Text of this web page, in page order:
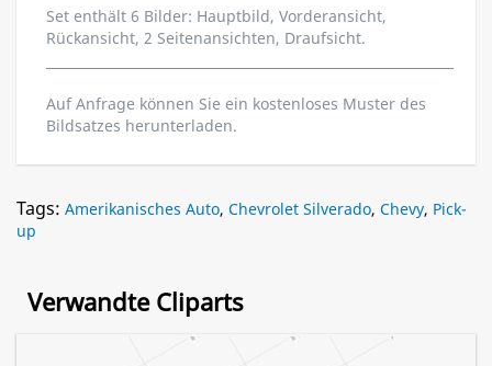
Set enthält 6 Bilder: Hauptbild, Vorderansicht,
Rückansicht, 2 Seitenansichten, Draufsicht.
Auf Anfrage können Sie ein kostenloses Muster des
Bildsatzes herunterladen.
Tags: Amerikanisches Auto, Chevrolet Silverado, Chevy, Pick-
up
Verwandte Cliparts